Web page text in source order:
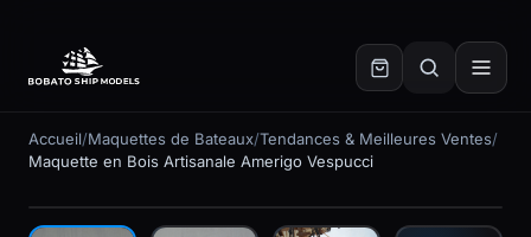
Accueil/Maquettes de Bateaux/Tendances & Meilleures Ventes/
Maquette en Bois Artisanale Amerigo Vespucci